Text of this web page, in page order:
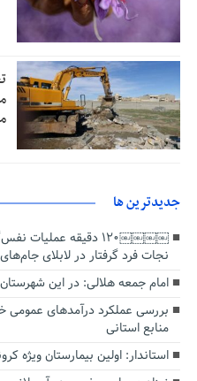
جديدترين ها
￼￼￼￼۱۲۰ دقیقه
نجات فرد گرفتار در لابلای
امام جمعه هلالی: در این
بررسی عملکرد درآمدهای عمومی
منابع استانی
استاندار: اولین بیمارستان ویژه